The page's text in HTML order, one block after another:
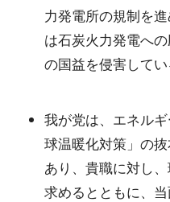
力発電所の規制を
は石炭火力発電へ
の国益を侵害してい
我が党は、エネル
球温暖化対策」の
あり、貴職に対し
求めるとともに、